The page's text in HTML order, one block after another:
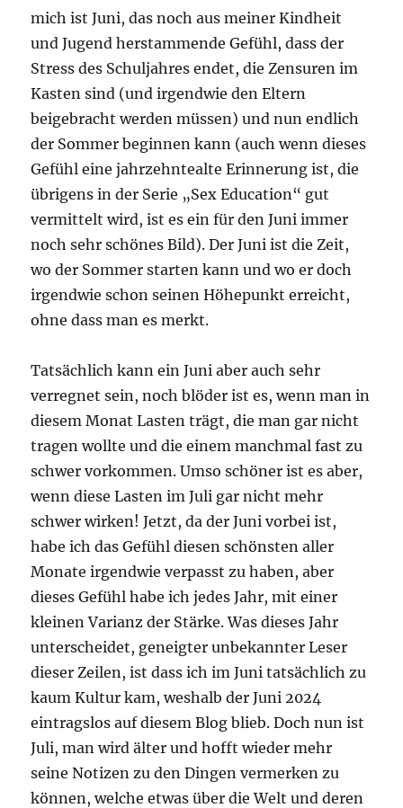
mich ist Juni, das noch aus meiner Kindheit
und Jugend herstammende Gefühl, dass der
Stress des Schuljahres endet, die Zensuren im
Kasten sind (und irgendwie den Eltern
beigebracht werden müssen) und nun endlich
der Sommer beginnen kann (auch wenn dieses
Gefühl eine jahrzehntealte Erinnerung ist, die
übrigens in der Serie „Sex Education“ gut
vermittelt wird, ist es ein für den Juni immer
noch sehr schönes Bild). Der Juni ist die Zeit,
wo der Sommer starten kann und wo er doch
irgendwie schon seinen Höhepunkt erreicht,
ohne dass man es merkt.
Tatsächlich kann ein Juni aber auch sehr
verregnet sein, noch blöder ist es, wenn man in
diesem Monat Lasten trägt, die man gar nicht
tragen wollte und die einem manchmal fast zu
schwer vorkommen. Umso schöner ist es aber,
wenn diese Lasten im Juli gar nicht mehr
schwer wirken! Jetzt, da der Juni vorbei ist,
habe ich das Gefühl diesen schönsten aller
Monate irgendwie verpasst zu haben, aber
dieses Gefühl habe ich jedes Jahr, mit einer
kleinen Varianz der Stärke. Was dieses Jahr
unterscheidet, geneigter unbekannter Leser
dieser Zeilen, ist dass ich im Juni tatsächlich zu
kaum Kultur kam, weshalb der Juni 2024
eintragslos auf diesem Blog blieb. Doch nun ist
Juli, man wird älter und hofft wieder mehr
seine Notizen zu den Dingen vermerken zu
können, welche etwas über die Welt und deren